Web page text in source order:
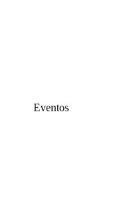
Eventos